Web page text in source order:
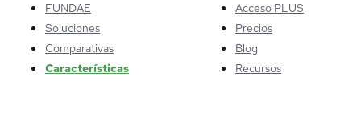
FUNDAE
Soluciones
Comparativas
Características
Acceso PLUS
Precios
Blog
Recursos